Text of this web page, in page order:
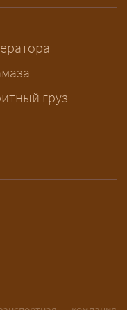
— логист
запустит
груз